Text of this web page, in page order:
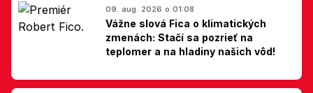
09. aug. 2026 o 01:08
Vážne slová Fica o klimatických
zmenách: Stačí sa pozrieť na
teplomer a na hladiny našich vôd!